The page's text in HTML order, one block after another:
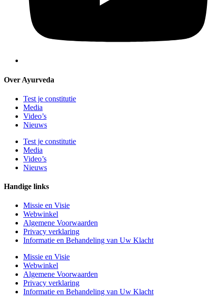
Over Ayurveda
Test je constitutie
Media
Video’s
Nieuws
Test je constitutie
Media
Video’s
Nieuws
Handige links
Missie en Visie
Webwinkel
Algemene Voorwaarden
Privacy verklaring
Informatie en Behandeling van Uw Klacht
Missie en Visie
Webwinkel
Algemene Voorwaarden
Privacy verklaring
Informatie en Behandeling van Uw Klacht